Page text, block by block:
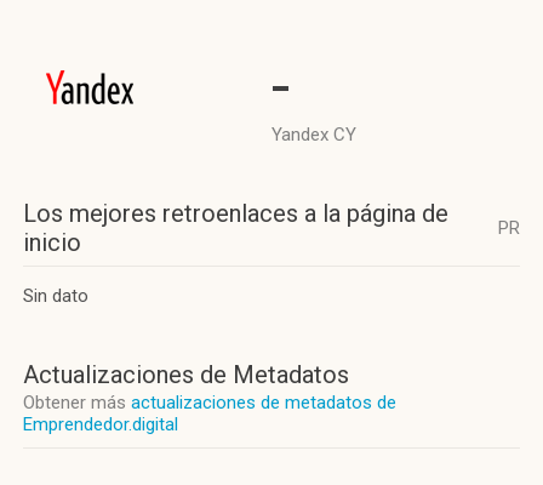
-
Yandex CY
Los mejores retroenlaces a la página de
inicio
PR
Sin dato
Actualizaciones de Metadatos
Obtener más actualizaciones de metadatos de
Emprendedor.digital